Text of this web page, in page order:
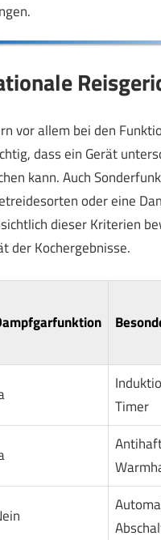
vor allem bei den
dass ein Gerät
kann. Auch
oder eine
dieser Kriterien
der Kochergebnisse.
Timer